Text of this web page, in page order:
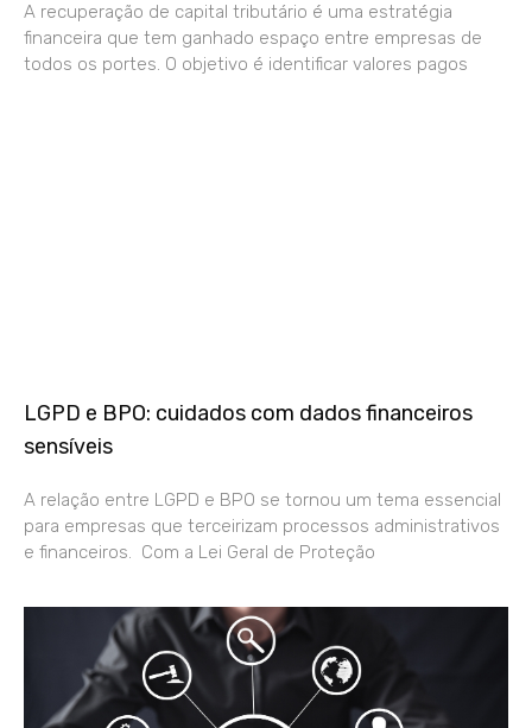
A recuperação de capital tributário é uma estratégia
financeira que tem ganhado espaço entre empresas de
todos os portes. O objetivo é identificar valores pagos
LGPD e BPO: cuidados com dados financeiros
sensíveis
A relação entre LGPD e BPO se tornou um tema essencial
para empresas que terceirizam processos administrativos
e financeiros. Com a Lei Geral de Proteção